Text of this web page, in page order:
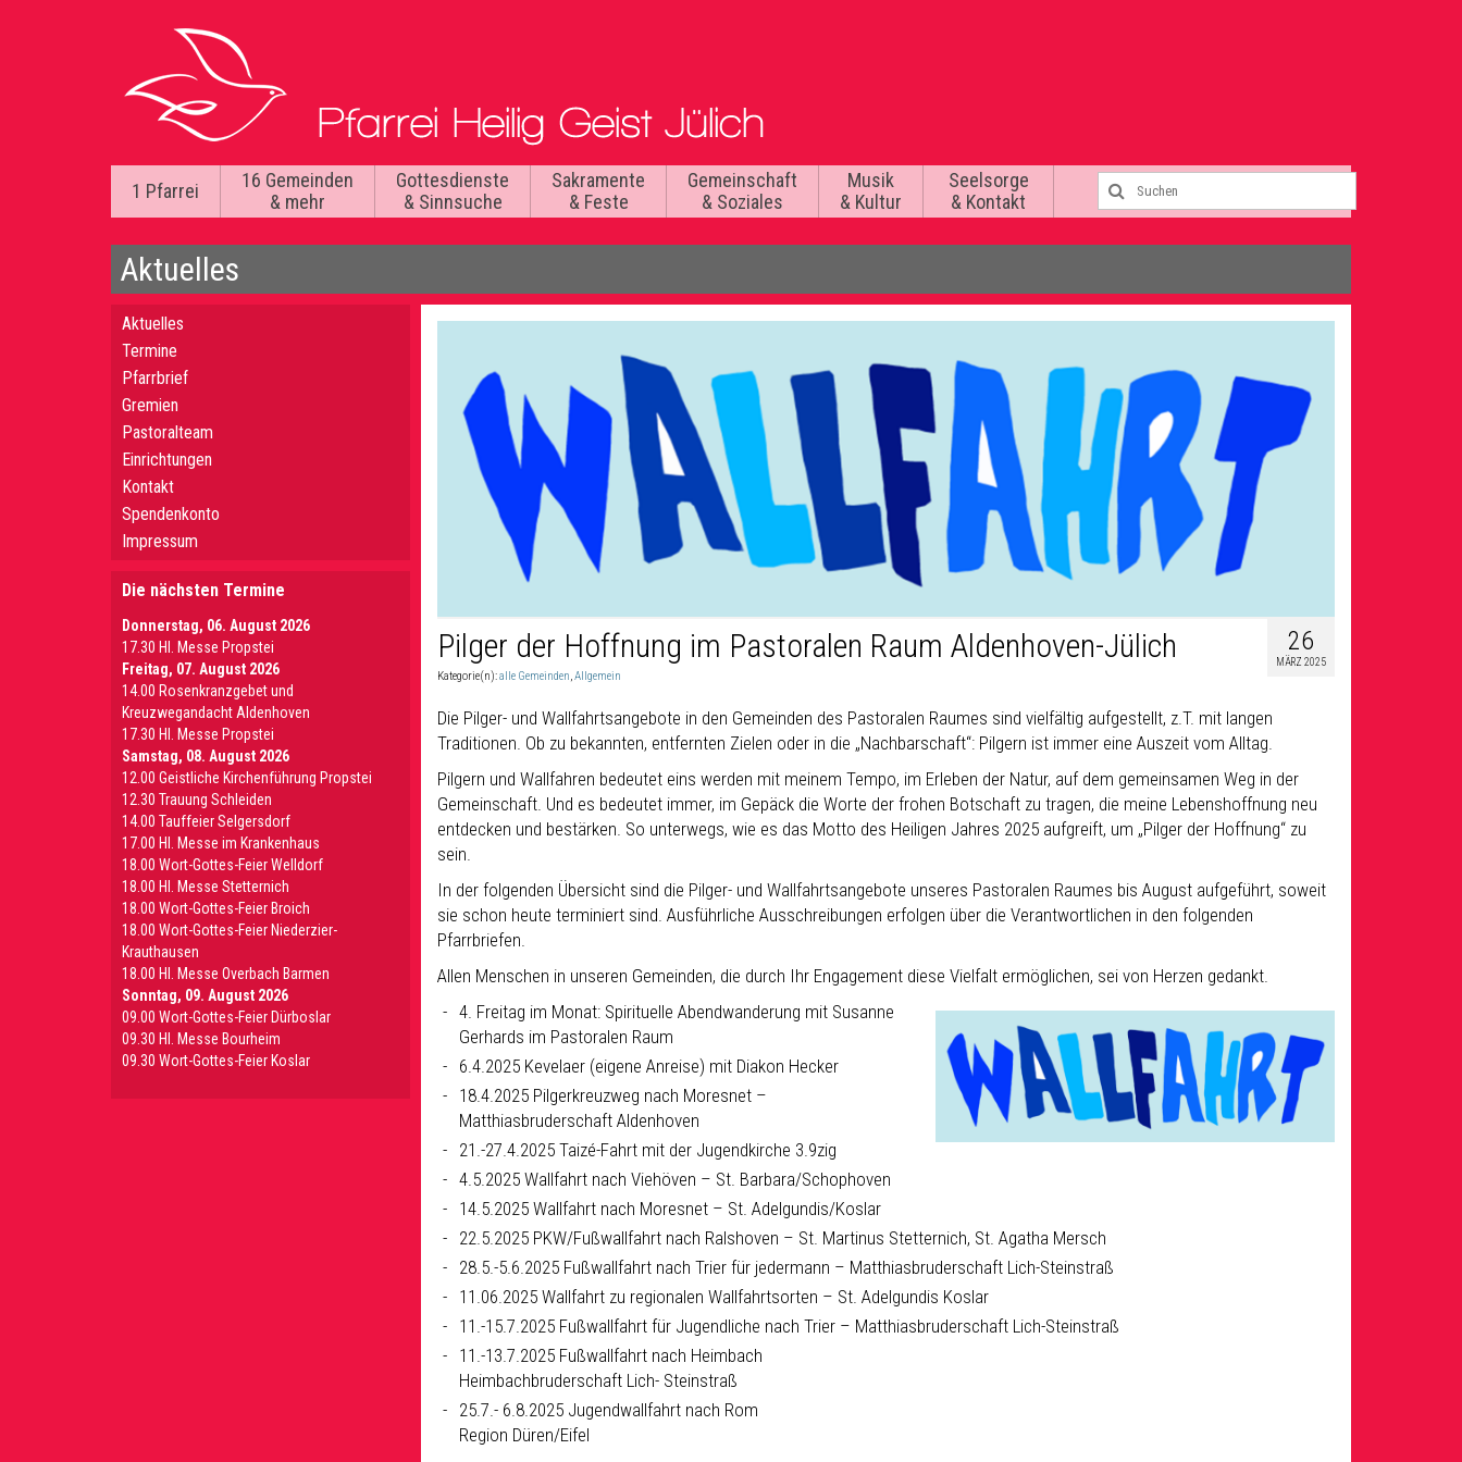
1 Pfarrei
16 Gemeinden
& mehr
Gottesdienste
& Sinnsuche
Sakramente
& Feste
Gemeinschaft
& Soziales
Musik
& Kultur
Seelsorge
& Kontakt
Aktuelles
26
MÄRZ 2025
Pilger der Hoffnung im Pastoralen Raum Aldenhoven-Jülich
Kategorie(n):alle Gemeinden,Allgemein
Die Pilger- und Wallfahrtsangebote in den Gemeinden des Pastoralen Raumes sind vielfältig aufgestellt, z.T. mit langen
Traditionen. Ob zu bekannten, entfernten Zielen oder in die „Nachbarschaft“: Pilgern ist immer eine Auszeit vom Alltag.
Pilgern und Wallfahren bedeutet eins werden mit meinem Tempo, im Erleben der Natur, auf dem gemeinsamen Weg in der
Gemeinschaft. Und es bedeutet immer, im Gepäck die Worte der frohen Botschaft zu tragen, die meine Lebenshoffnung neu
entdecken und bestärken. So unterwegs, wie es das Motto des Heiligen Jahres 2025 aufgreift, um „Pilger der Hoffnung“ zu
sein.
In der folgenden Übersicht sind die Pilger- und Wallfahrtsangebote unseres Pastoralen Raumes bis August aufgeführt, soweit
sie schon heute terminiert sind. Ausführliche Ausschreibungen erfolgen über die Verantwortlichen in den folgenden
Pfarrbriefen.
Allen Menschen in unseren Gemeinden, die durch Ihr Engagement diese Vielfalt ermöglichen, sei von Herzen gedankt.
4. Freitag im Monat: Spirituelle Abendwanderung mit Susanne
Gerhards im Pastoralen Raum
6.4.2025 Kevelaer (eigene Anreise) mit Diakon Hecker
18.4.2025 Pilgerkreuzweg nach Moresnet –
Matthiasbruderschaft Aldenhoven
21.-27.4.2025 Taizé-Fahrt mit der Jugendkirche 3.9zig
4.5.2025 Wallfahrt nach Viehöven – St. Barbara/Schophoven
14.5.2025 Wallfahrt nach Moresnet – St. Adelgundis/Koslar
22.5.2025 PKW/Fußwallfahrt nach Ralshoven – St. Martinus Stetternich, St. Agatha Mersch
28.5.-5.6.2025 Fußwallfahrt nach Trier für jedermann – Matthiasbruderschaft Lich-Steinstraß
11.06.2025 Wallfahrt zu regionalen Wallfahrtsorten – St. Adelgundis Koslar
11.-15.7.2025 Fußwallfahrt für Jugendliche nach Trier – Matthiasbruderschaft Lich-Steinstraß
11.-13.7.2025 Fußwallfahrt nach Heimbach
Heimbachbruderschaft Lich- Steinstraß
25.7.- 6.8.2025 Jugendwallfahrt nach Rom
Region Düren/Eifel
Aktuelles
Termine
Pfarrbrief
Gremien
Pastoralteam
Einrichtungen
Kontakt
Spendenkonto
Impressum
Die nächsten Termine
Donnerstag, 06. August 2026
17.30 Hl. Messe Propstei
Freitag, 07. August 2026
14.00 Rosenkranzgebet und
Kreuzwegandacht Aldenhoven
17.30 Hl. Messe Propstei
Samstag, 08. August 2026
12.00 Geistliche Kirchenführung Propstei
12.30 Trauung Schleiden
14.00 Tauffeier Selgersdorf
17.00 Hl. Messe im Krankenhaus
18.00 Wort-Gottes-Feier Welldorf
18.00 Hl. Messe Stetternich
18.00 Wort-Gottes-Feier Broich
18.00 Wort-Gottes-Feier Niederzier-
Krauthausen
18.00 Hl. Messe Overbach Barmen
Sonntag, 09. August 2026
09.00 Wort-Gottes-Feier Dürboslar
09.30 HI. Messe Bourheim
09.30 Wort-Gottes-Feier Koslar